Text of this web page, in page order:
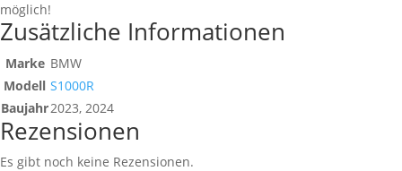
möglich!
Zusätzliche Informationen
Marke BMW
Modell S1000R
Baujahr2023, 2024
Rezensionen
Es gibt noch keine Rezensionen.